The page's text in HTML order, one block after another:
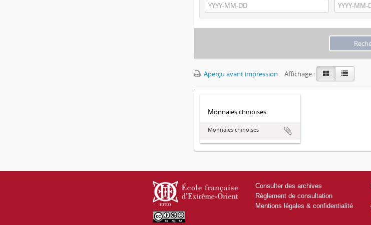
Aperçu avant impression Affichage :
Monnaies chinoises
Monnaies chinoises
Consulter des archives
Règlement de consultation
Mentions légales & confidentialité